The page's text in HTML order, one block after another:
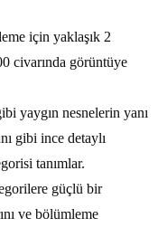
için yaklaşık 2
civarında görüntüye
yaygın nesnelerin yanı
gibi ince detaylı
tanımlar.
güçlü bir
ve bölümleme